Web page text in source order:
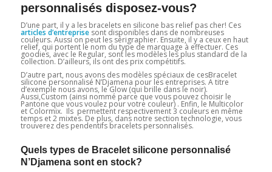
personnalisés disposez-vous?
D’une part, il y a les bracelets en silicone bas relief pas cher! Ces
articles d’entreprisesont disponibles dans de nombreuses
couleurs. Aussi on peut les sérigraphier. Ensuite, il y a ceux en haut
relief, qui portent le nom du type de marquage à effectuer. Ces
goodies, avec le Regular, sont les modèles les plus standard de la
collection. D’ailleurs, ils ont des prix compétitifs.
D’autre part, nous avons des modèles spéciaux de cesBracelet
silicone personnalisé N’Djamena pour les entreprises. A titre
d’exemple nous avons, le Glow (qui brille dans le noir).
Aussi,Custom (ainsi nommé parce que vous pouvez choisir le
Pantone que vous voulez pour votre couleur) . Enfin, le Multicolor
et Colormix. Ils permettent respectivement 3 couleurs en même
temps et 2 mixtes. De plus, dans notre section technologie, vous
trouverez des pendentifs bracelets personnalisés.
Quels types de Bracelet silicone personnalisé
N’Djamena sont en stock?